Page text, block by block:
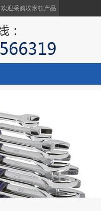
欢迎采购埃米顿产品